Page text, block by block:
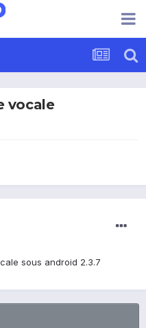
vocale
sous android 2.3.7